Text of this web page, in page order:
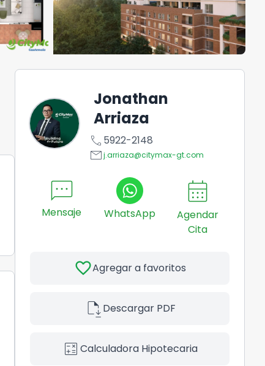
Jonathan
Arriaza
call 5922-2148
emailj.arriaza@citymax-gt.com
sms
Mensaje WhatsApp
calendar_month
Agendar
Cita
favoriteAgregar a favoritos
file_saveDescargar PDF
calculate Calculadora Hipotecaria